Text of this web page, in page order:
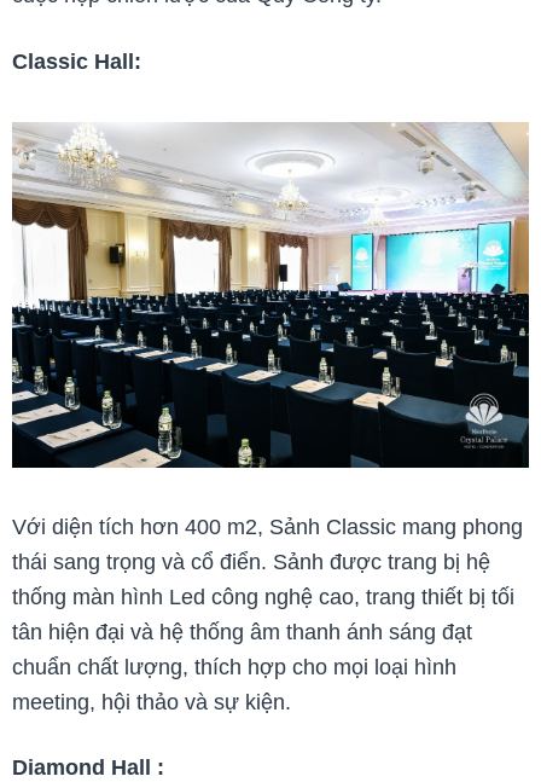
Classic Hall:
Với diện tích hơn 400 m2, Sảnh Classic mang phong
thái sang trọng và cổ điển. Sảnh được trang bị hệ
thống màn hình Led công nghệ cao, trang thiết bị tối
tân hiện đại và hệ thống âm thanh ánh sáng đạt
chuẩn chất lượng, thích hợp cho mọi loại hình
meeting, hội thảo và sự kiện.
Diamond Hall :